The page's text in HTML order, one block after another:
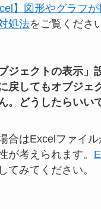
】図形やグラフ
処法をご覧くださ
ブジェクトの表示」
戻してもオブジェ
。どうしたらいい
合はExcelファイ
が考えられます。
してみてください。